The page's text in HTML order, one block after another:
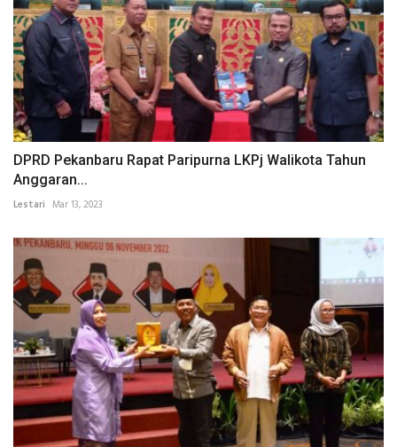
DPRD Pekanbaru Rapat Paripurna LKPj Walikota Tahun
Anggaran...
Lestari Mar 13, 2023